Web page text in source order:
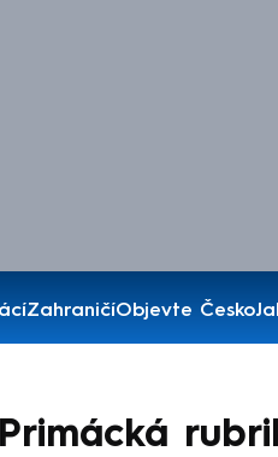
ZahraničíObjevte Česko